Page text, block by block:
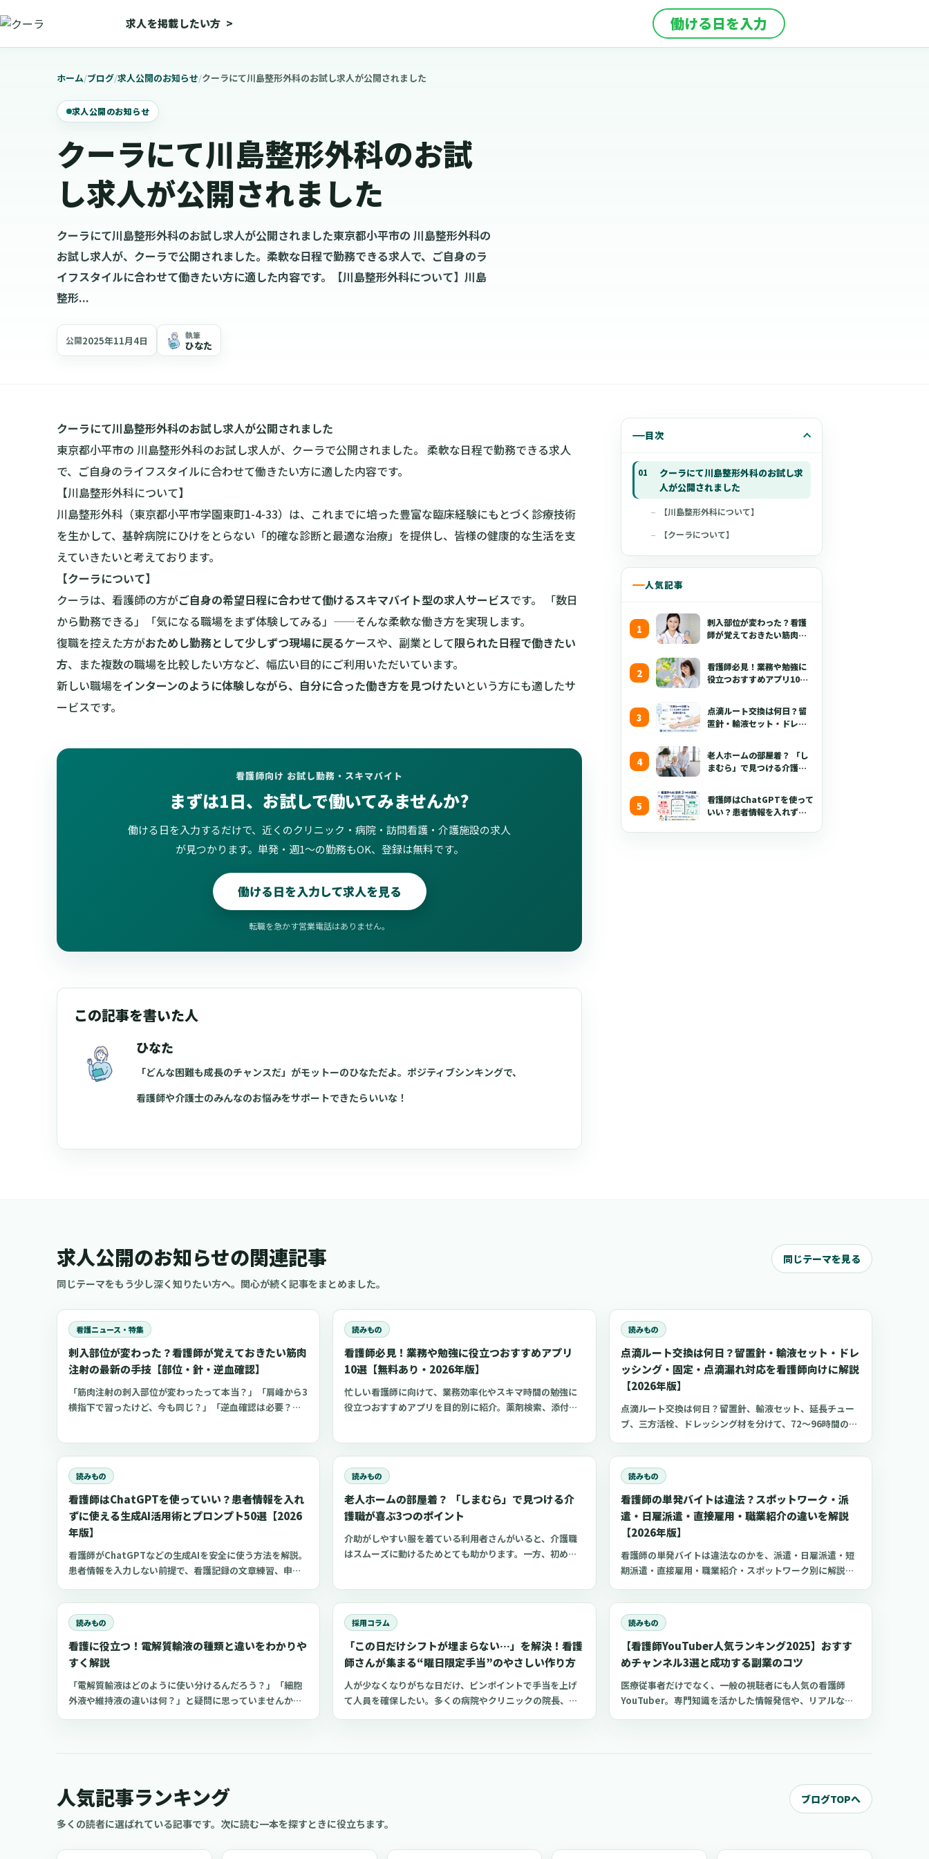
求人を掲載したい方 > 働ける日を入力
ホーム/ブログ/求人公開のお知らせ/クーラにて川島整形外科のお試し求人が公開されました
求人公開のお知らせ
クーラにて川島整形外科のお試
し求人が公開されました
クーラにて川島整形外科のお試し求人が公開されました東京都小平市の 川島整形外科の
お試し求人が、クーラで公開されました。柔軟な日程で勤務できる求人で、ご自身のラ
イフスタイルに合わせて働きたい方に適した内容です。【川島整形外科について】川島
整形...
公開2025年11月4日 執筆
ひなた
目次
クーラにて川島整形外科のお試し求
人が公開されました
【川島整形外科について】
【クーラについて】
人気記事
刺入部位が変わった？看護
師が覚えておきたい筋肉注
看護師必見！業務や勉強に
役立つおすすめアプリ10選
点滴ルート交換は何日？留
置針・輸液セット・ドレッ
【2026年版】
老人ホームの部屋着？ 「し
まむら」で見つける介護職
看護師はChatGPTを使って
いい？患者情報を入れずに
クーラにて川島整形外科のお試し求人が公開されました
東京都小平市の 川島整形外科のお試し求人が、クーラで公開されました。 柔軟な日程で勤務できる求人
で、ご自身のライフスタイルに合わせて働きたい方に適した内容です。
【川島整形外科について】
川島整形外科（東京都小平市学園東町1-4-33）は、これまでに培った豊富な臨床経験にもとづく診療技術
を生かして、基幹病院にひけをとらない「的確な診断と最適な治療」を提供し、皆様の健康的な生活を支
えていきたいと考えております。
【クーラについて】
クーラは、看護師の方がご自身の希望日程に合わせて働けるスキマバイト型の求人サービスです。 「数日
から勤務できる」「気になる職場をまず体験してみる」——そんな柔軟な働き方を実現します。
復職を控えた方がおためし勤務として少しずつ現場に戻るケースや、副業として限られた日程で働きたい
方、また複数の職場を比較したい方など、幅広い目的にご利用いただいています。
新しい職場をインターンのように体験しながら、自分に合った働き方を見つけたいという方にも適したサ
ービスです。
看護師向け お試し勤務・スキマバイト
まずは1日、お試しで働いてみませんか?
働ける日を入力するだけで、近くのクリニック・病院・訪問看護・介護施設の求人
が見つかります。単発・週1〜の勤務もOK、登録は無料です。
働ける日を入力して求人を見る
転職を急かす営業電話はありません。
この記事を書いた人
ひなた
「どんな困難も成長のチャンスだ」がモットーのひなただよ。ポジティブシンキングで、
看護師や介護士のみんなのお悩みをサポートできたらいいな！
求人公開のお知らせの関連記事
同じテーマをもう少し深く知りたい方へ。関心が続く記事をまとめました。
同じテーマを見る
看護ニュース・特集
刺入部位が変わった？看護師が覚えておきたい筋肉
注射の最新の手技【部位・針・逆血確認】
「筋肉注射の刺入部位が変わったって本当？」「肩峰から3
横指下で習ったけど、今も同じ？」「逆血確認は必要？」
種時の手順までわかりやすく解説します。
読みもの
看護師必見！業務や勉強に役立つおすすめアプリ
10選【無料あり・2026年版】
忙しい看護師に向けて、業務効率化やスキマ時間の勉強に
役立つおすすめアプリを目的別に紹介。薬剤検索、添付文
読みもの
点滴ルート交換は何日？留置針・輸液セット・ドレ
ッシング・固定・点滴漏れ対応を看護師向けに解説
【2026年版】
点滴ルート交換は何日？留置針、輸液セット、延長チュー
ブ、三方活栓、ドレッシング材を分けて、72〜96時間の考
します。
読みもの
看護師はChatGPTを使っていい？患者情報を入れ
ずに使える生成AI活用術とプロンプト50選【2026
年版】
看護師がChatGPTなどの生成AIを安全に使う方法を解説。
患者情報を入力しない前提で、看護記録の文章練習、申し
例を紹介します。
読みもの
老人ホームの部屋着？ 「しまむら」で見つける介
護職が喜ぶ3つのポイント
介助がしやすい服を着ている利用者さんがいると、介護職
はスムーズに動けるためとても助かります。一方、初めて
所した利用者さんと介護職にとって快適な部屋着のポイン
トをご紹介します。
読みもの
看護師の単発バイトは違法？スポットワーク・派
遣・日雇派遣・直接雇用・職業紹介の違いを解説
【2026年版】
看護師の単発バイトは違法なのかを、派遣・日雇派遣・短
期派遣・直接雇用・職業紹介・スポットワーク別に解説。
お試し勤務の注意点も整理します。
読みもの
看護に役立つ！電解質輸液の種類と違いをわかりや
すく解説
「電解質輸液はどのように使い分けるんだろう？」「細胞
外液や維持液の違いは何？」と疑問に思っていませんか？
採用コラム
「この日だけシフトが埋まらない…」を解決！看護
師さんが集まる“曜日限定手当”のやさしい作り方
人が少なくなりがちな日だけ、ピンポイントで手当を上げ
て人員を確保したい。多くの病院やクリニックの院長、看
る商品券などを活用する方法への誤解についても、整理し
装や詳細なKPI（目標とする指標）設定ではなく、まずは制
読みもの
【看護師YouTuber人気ランキング2025】おすす
めチャンネル3選と成功する副業のコツ
医療従事者だけでなく、一般の視聴者にも人気の看護師
YouTuber。専門知識を活かした情報発信や、リアルな職
人気記事ランキング
多くの読者に選ばれている記事です。次に読む一本を探すときに役立ちます。
ブログTOPへ